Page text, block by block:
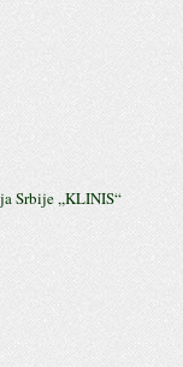
Srbije ,,KLINIS“